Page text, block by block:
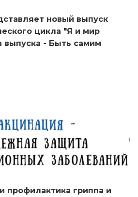
новый выпуск
цикла "Я и мир
выпуска - Быть самим
профилактика гриппа и